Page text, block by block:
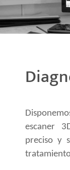
escaner
preciso y